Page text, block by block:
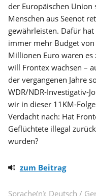
der Europäischen
Menschen aus Seenot
gewährleisten. Dafür
immer mehr Budget
Millionen Euro waren
will Frontex wachsen –
der vergangenen Jahre
WDR/NDR-Investigativ-
wir in dieser 11KM-
Verdacht nach: Hat
Geflüchtete illegal
wurden?
zum Beitrag
Sprache(n): Deutsch /